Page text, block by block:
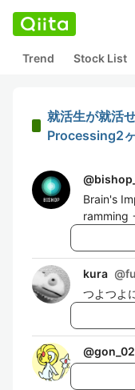
Trend Stock List
就活生が就活
Processing2
@
Brain's
ramming
kura @
つよつよ
@